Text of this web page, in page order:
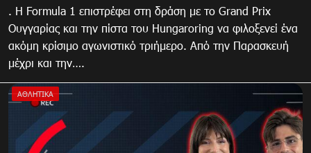
. Η Formula 1 επιστρέφει στη δράση με το Grand Prix
Ουγγαρίας και την πίστα του Hungaroring να φιλοξενεί ένα
ακόμη κρίσιμο αγωνιστικό τριήμερο. Από την Παρασκευή
μέχρι και την….
ΑΘΛΗΤΙΚΑ